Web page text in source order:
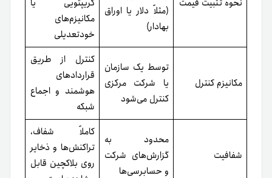
تحت نظارت
قانونی و مقررات
کمتر تحت کنترل
مستقیم نهادهای
قانونی، بیشتر
خودتنظیم‌شونده
ثبات بیشتر و
کارایی بالا، سرعت
تراکنش سریع‌تر
تمرکززدایی، عدم
نیاز به اعتماد به
یک نهاد، مقاوم در
برابر سانسور
ریسک متمرکز، نیاز
به اعتماد، احتمال
پیچیدگی بیشتر،
احتمال نوسان